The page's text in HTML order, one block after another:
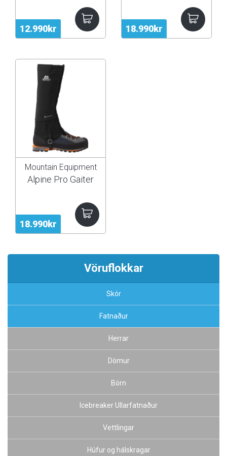
12.990kr 18.990kr
18.990kr
Mountain Equipment
Alpine Pro Gaiter
Vöruflokkar
Skór
Fatnaður
Herrar
Dömur
Börn
Icebreaker Ullarfatnaður
Vettlingar
Húfur og hálskragar